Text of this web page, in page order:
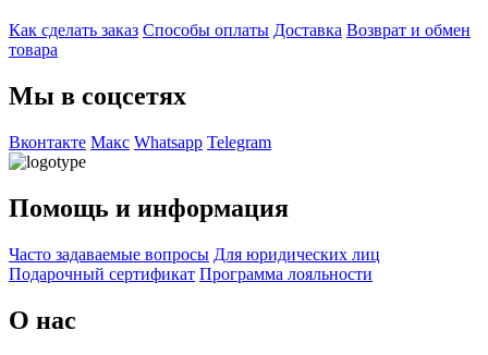
Как сделать заказ Способы оплаты Доставка Возврат и обмен
товара
Мы в соцсетях
Вконтакте Макс Whatsapp Telegram
Помощь и информация
Часто задаваемые вопросы Для юридических лиц
Подарочный сертификат Программа лояльности
О нас